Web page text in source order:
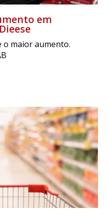
em
o maior aumento.